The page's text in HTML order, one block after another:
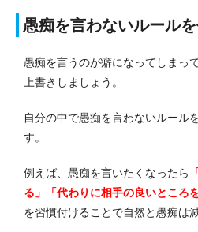
愚痴を言わないルール
愚痴を言うのが癖になってしまっ
上書きしましょう。
自分の中で愚痴を言わないルール
す。
例えば、愚痴を言いたくなったら
る」「代わりに相手の良いところ
を習慣付けることで自然と愚痴は